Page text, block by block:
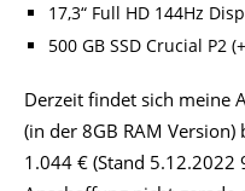
17,3“ Full HD 144Hz
500 GB SSD Crucial P2
Derzeit findet sich meine
(in der 8GB RAM
1.044 € (Stand 5.12.2022